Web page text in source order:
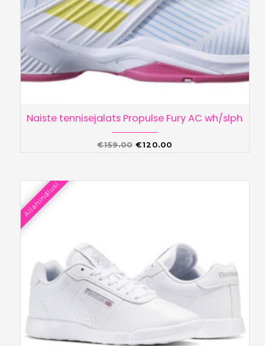
Naiste tennisejalats Propulse Fury AC wh/slph
€159.00 Algne
€120.00
Allahindlus!